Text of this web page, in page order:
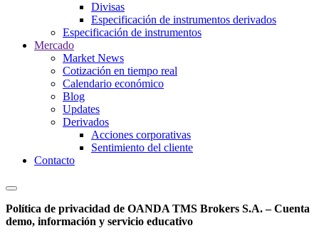
Divisas
Especificación de instrumentos derivados
Especificación de instrumentos
Mercado
Market News
Cotización en tiempo real
Calendario económico
Blog
Updates
Derivados
Acciones corporativas
Sentimiento del cliente
Contacto
Política de privacidad de OANDA TMS Brokers S.A. – Cuenta
demo, información y servicio educativo